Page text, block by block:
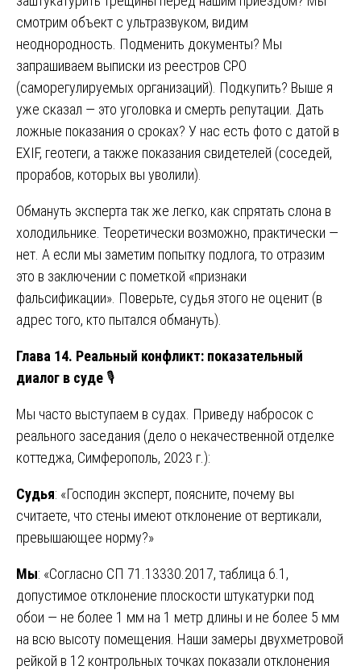
смотрим объект с ультразвуком, видим
неоднородность. Подменить документы? Мы
запрашиваем выписки из реестров СРО
(саморегулируемых организаций). Подкупить? Выше я
уже сказал — это уголовка и смерть репутации. Дать
ложные показания о сроках? У нас есть фото с датой в
EXIF, геотеги, а также показания свидетелей (соседей,
прорабов, которых вы уволили).
Обмануть эксперта так же легко, как спрятать слона в
холодильнике. Теоретически возможно, практически —
нет. А если мы заметим попытку подлога, то отразим
это в заключении с пометкой «признаки
фальсификации». Поверьте, судья этого не оценит (в
адрес того, кто пытался обмануть).
Глава 14. Реальный конфликт: показательный
диалог в суде 🎙️
Мы часто выступаем в судах. Приведу набросок с
реального заседания (дело о некачественной отделке
коттеджа, Симферополь, 2023 г.):
Судья: «Господин эксперт, поясните, почему вы
считаете, что стены имеют отклонение от вертикали,
превышающее норму?»
Мы: «Согласно СП 71.13330.2017, таблица 6.1,
допустимое отклонение плоскости штукатурки под
обои — не более 1 мм на 1 метр длины и не более 5 мм
на всю высоту помещения. Наши замеры двухметровой
рейкой в 12 контрольных точках показали отклонения